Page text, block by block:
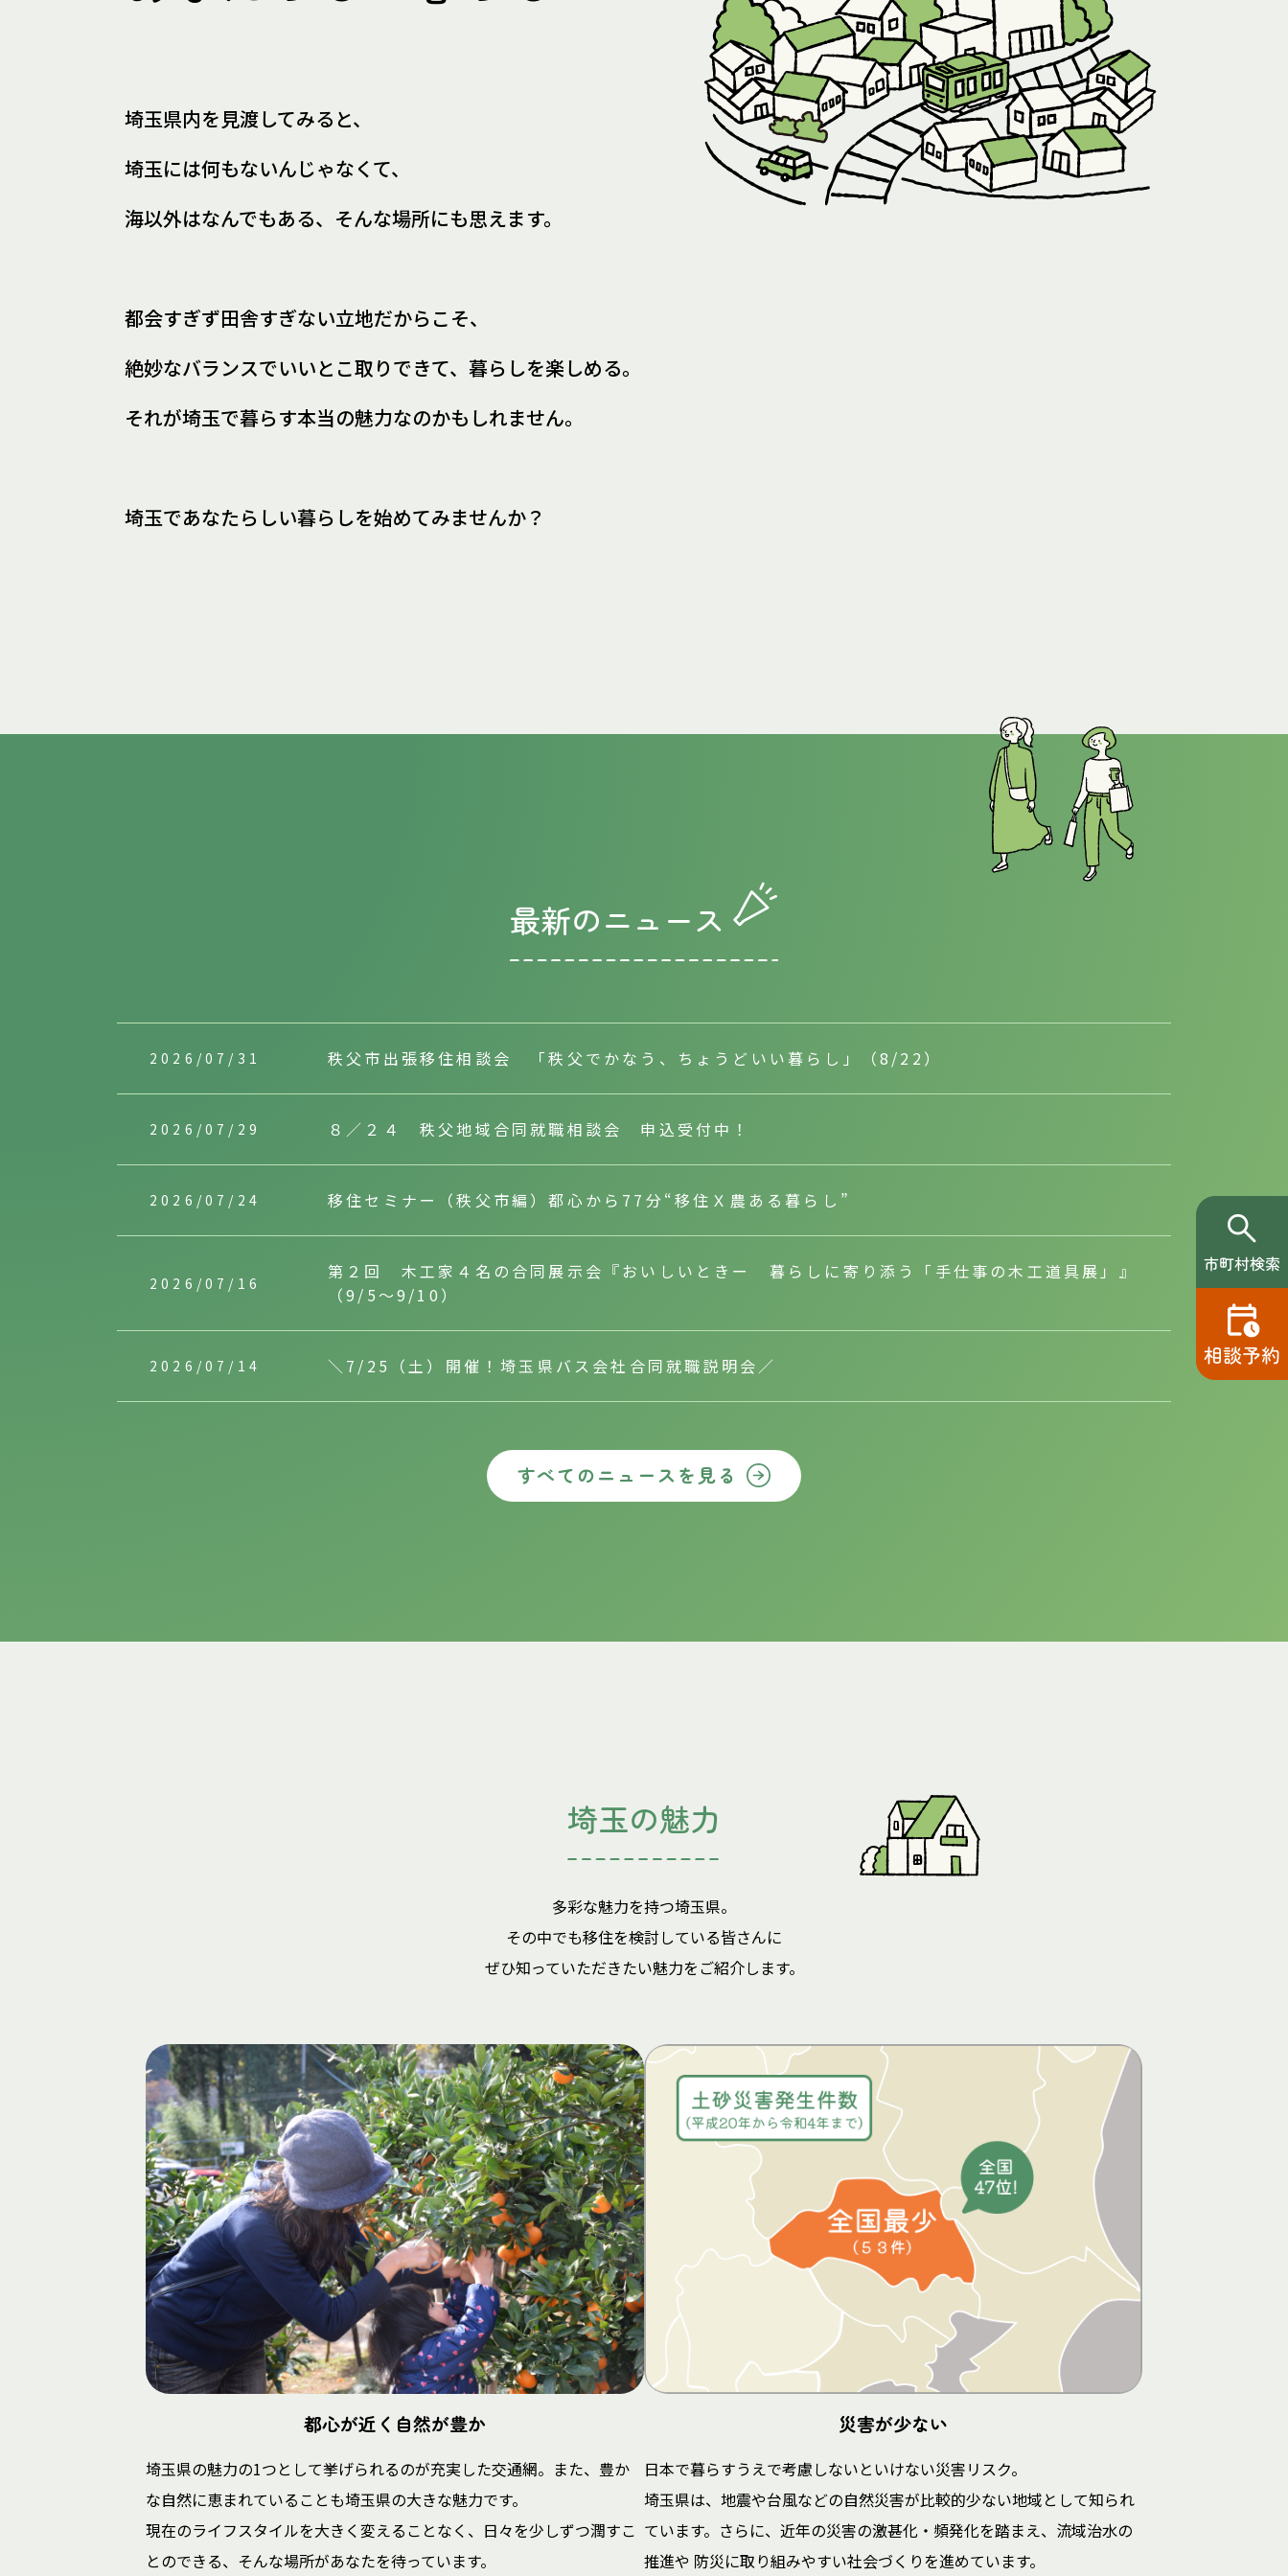
埼玉県内を見渡してみると、
埼玉には何もないんじゃなくて、
海以外はなんでもある、 そんな場所にも思えます。
都会すぎず田舎すぎない立地だからこそ、
絶妙なバランスでいいとこ取りできて、 暮らしを楽しめる。
それが埼玉で暮らす本当の魅力なのかもしれません。
埼玉であなたらしい暮らしを始めてみませんか？
最新のニュース
2026/07/31 秩父市出張移住相談会 「秩父でかなう、ちょうどいい暮らし」（8/22）
2026/07/29 ８／２４ 秩父地域合同就職相談会 申込受付中！
2026/07/24 移住セミナー（秩父市編）都心から77分“移住Ｘ農ある暮らし”
2026/07/16
第２回 木工家４名の合同展示会『おいしいときー 暮らしに寄り添う「手仕事の木工道具展」』
（9/5～9/10）
2026/07/14 ＼7/25（土）開催！埼玉県バス会社合同就職説明会／
すべてのニュースを見る
埼玉の魅力
多彩な魅力を持つ埼玉県。
その中でも移住を検討している皆さんに
ぜひ知っていただきたい魅力をご紹介します。
都心が近く自然が豊か
埼玉県の魅力の1つとして挙げられるのが充実した交通網。また、豊か
な自然に恵まれていることも埼玉県の大きな魅力です。
現在のライフスタイルを大きく変えることなく、日々を少しずつ潤すこ
とのできる、そんな場所があなたを待っています。
災害が少ない
日本で暮らすうえで考慮しないといけない災害リスク。
埼玉県は、地震や台風などの自然災害が比較的少ない地域として知られ
ています。さらに、近年の災害の激甚化・頻発化を踏まえ、流域治水の
推進や 防災に取り組みやすい社会づくりを進めています。